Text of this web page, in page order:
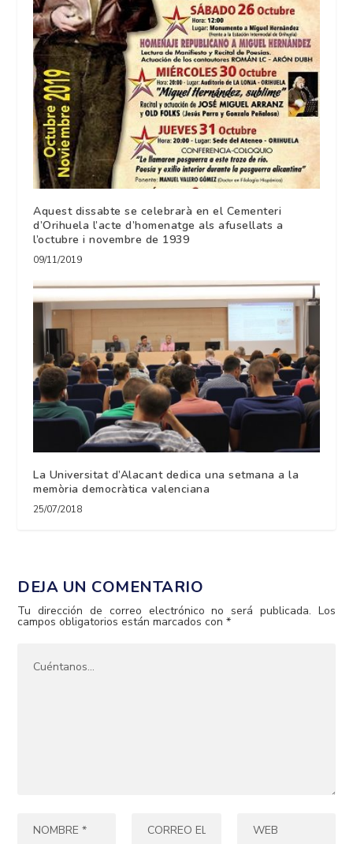
Aquest dissabte se celebrarà en el Cementeri
d’Orihuela l’acte d’homenatge als afusellats a
l’octubre i novembre de 1939
09/11/2019
La Universitat d’Alacant dedica una setmana a la
memòria democràtica valenciana
25/07/2018
DEJA UN COMENTARIO
Tu dirección de correo electrónico no será publicada. Los
campos obligatorios están marcados con*